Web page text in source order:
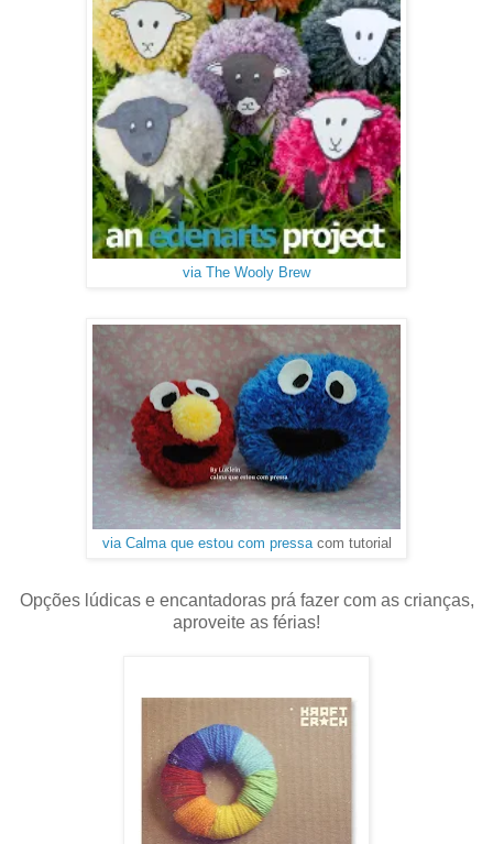
via The Wooly Brew
via Calma que estou com pressacom tutorial
Opções lúdicas e encantadoras prá fazer com as crianças,
aproveite as férias!